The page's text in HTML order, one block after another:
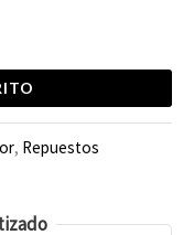
, Repuestos